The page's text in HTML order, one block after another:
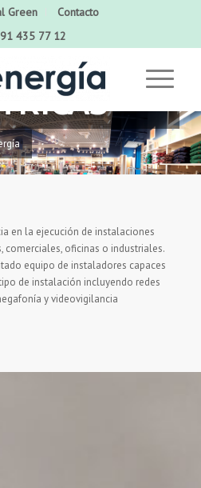
Green
Contacto
435 77 12
en la ejecución de instalaciones
comerciales, oficinas o industriales.
equipo de instaladores capaces
de instalación incluyendo redes
y videovigilancia